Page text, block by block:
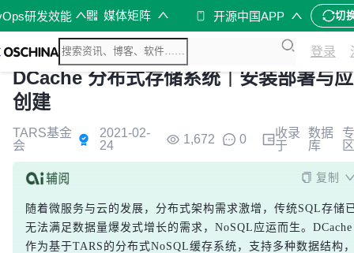
研发效能 媒体矩阵 开源中国APP 切
登录
DCache 分布式存储系统｜安装部署与
创建
TARS基金
会
2021-02-
24
1,672 0
收录
于
数据
库
复制
随着微服务与云的发展，分布式架构需求激增，传统SQL存储
无法满足数据量爆发式增长的需求，NoSQL应运而生。DCache
作为基于TARS的分布式NoSQL缓存系统，支持多种数据结构